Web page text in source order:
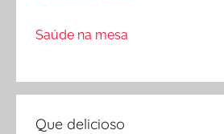
Saúde na mesa
Que delicioso